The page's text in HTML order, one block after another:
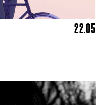
22.05